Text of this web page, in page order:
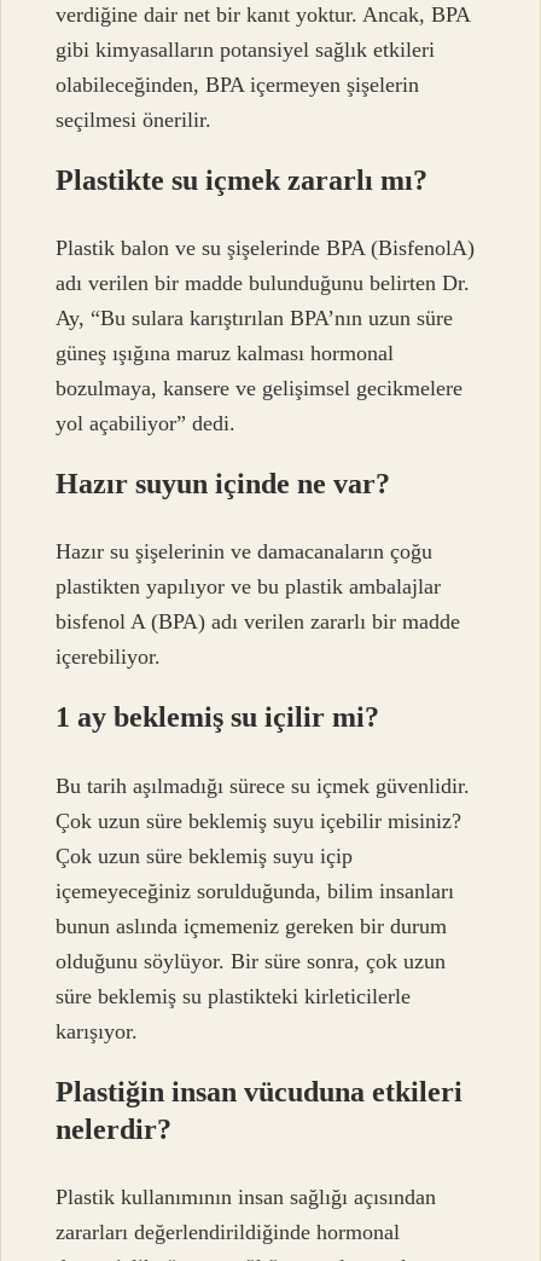
verdiğine dair net bir kanıt yoktur. Ancak, BPA
gibi kimyasalların potansiyel sağlık etkileri
olabileceğinden, BPA içermeyen şişelerin
seçilmesi önerilir.
Plastikte su içmek zararlı mı?
Plastik balon ve su şişelerinde BPA (BisfenolA)
adı verilen bir madde bulunduğunu belirten Dr.
Ay, “Bu sulara karıştırılan BPA’nın uzun süre
güneş ışığına maruz kalması hormonal
bozulmaya, kansere ve gelişimsel gecikmelere
yol açabiliyor” dedi.
Hazır suyun içinde ne var?
Hazır su şişelerinin ve damacanaların çoğu
plastikten yapılıyor ve bu plastik ambalajlar
bisfenol A (BPA) adı verilen zararlı bir madde
içerebiliyor.
1 ay beklemiş su içilir mi?
Bu tarih aşılmadığı sürece su içmek güvenlidir.
Çok uzun süre beklemiş suyu içebilir misiniz?
Çok uzun süre beklemiş suyu içip
içemeyeceğiniz sorulduğunda, bilim insanları
bunun aslında içmemeniz gereken bir durum
olduğunu söylüyor. Bir süre sonra, çok uzun
süre beklemiş su plastikteki kirleticilerle
karışıyor.
Plastiğin insan vücuduna etkileri
nelerdir?
Plastik kullanımının insan sağlığı açısından
zararları değerlendirildiğinde hormonal